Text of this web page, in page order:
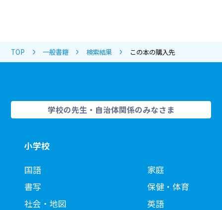
TOP 一般書籍 検索結果 この本の購入先
学校の先生・自治体関係のみなさま
小学校
国語
書写
社会・地図
家庭
保健・体育
英語